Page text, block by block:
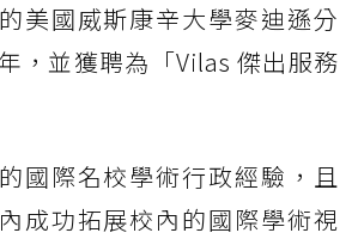
美國威斯康辛大學麥迪遜分
，並獲聘為「Vilas 傑出服務
國際名校學術行政經驗，且
成功拓展校內的國際學術視